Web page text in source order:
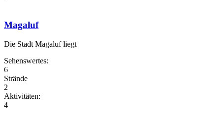
Magaluf
Die Stadt Magaluf liegt
Sehenswertes:
6
Strände
2
Aktivitäten:
4